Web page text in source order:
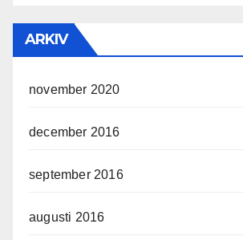
ARKIV
november 2020
december 2016
september 2016
augusti 2016